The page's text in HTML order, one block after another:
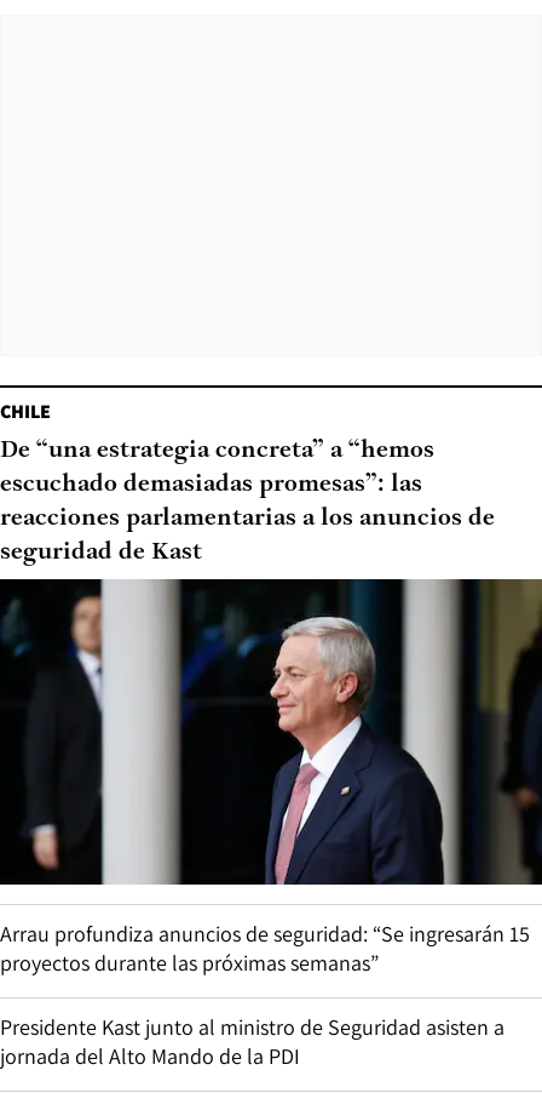
CHILE
De “una estrategia concreta” a “hemos
escuchado demasiadas promesas”: las
reacciones parlamentarias a los anuncios de
seguridad de Kast
Arrau profundiza anuncios de seguridad: “Se ingresarán 15
proyectos durante las próximas semanas”
Presidente Kast junto al ministro de Seguridad asisten a
jornada del Alto Mando de la PDI